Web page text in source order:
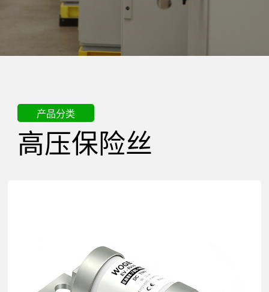
电
器
有
产品分类
高压保险丝